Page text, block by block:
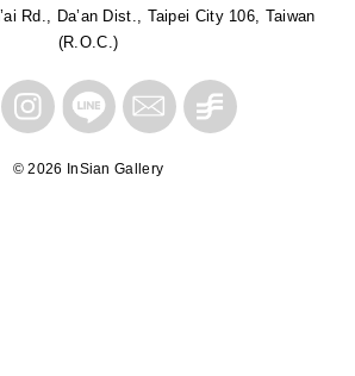
Rd., Da’an Dist., Taipei City 106, Taiwan
(R.O.C.)
© 2026 InSian Gallery